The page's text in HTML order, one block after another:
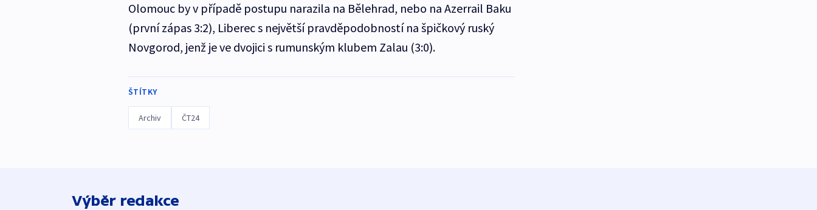
Olomouc by v případě postupu narazila na Bělehrad, nebo na Azerrail Baku
(první zápas 3:2), Liberec s největší pravděpodobností na špičkový ruský
Novgorod, jenž je ve dvojici s rumunským klubem Zalau (3:0).
ŠTÍTKY
Archiv ČT24
Výběr redakce